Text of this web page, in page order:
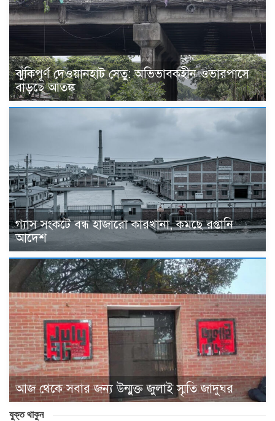
ঝুঁকিপূর্ণ দেওয়ানহাট সেতু: অভিভাবকহীন ওভারপাসে
বাড়ছে আতঙ্ক
গ্যাস সংকটে বন্ধ হাজারো কারখানা, কমছে রপ্তানি
আদেশ
আজ থেকে সবার জন্য উন্মুক্ত জুলাই স্মৃতি জাদুঘর
যুক্ত থাকুন